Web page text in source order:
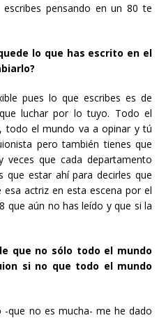
pensando en un 80 te
lo que has escrito en el
pues lo que escribes es de
luchar por lo tuyo. Todo el
todo el mundo va a opinar y tú
pero también tienes que
veces que cada departamento
estar ahí para decirles que
actriz en esta escena por el
que aún no has leído y que si la
que no sólo todo el mundo
si no que todo el mundo
-que no es mucha- me he dado